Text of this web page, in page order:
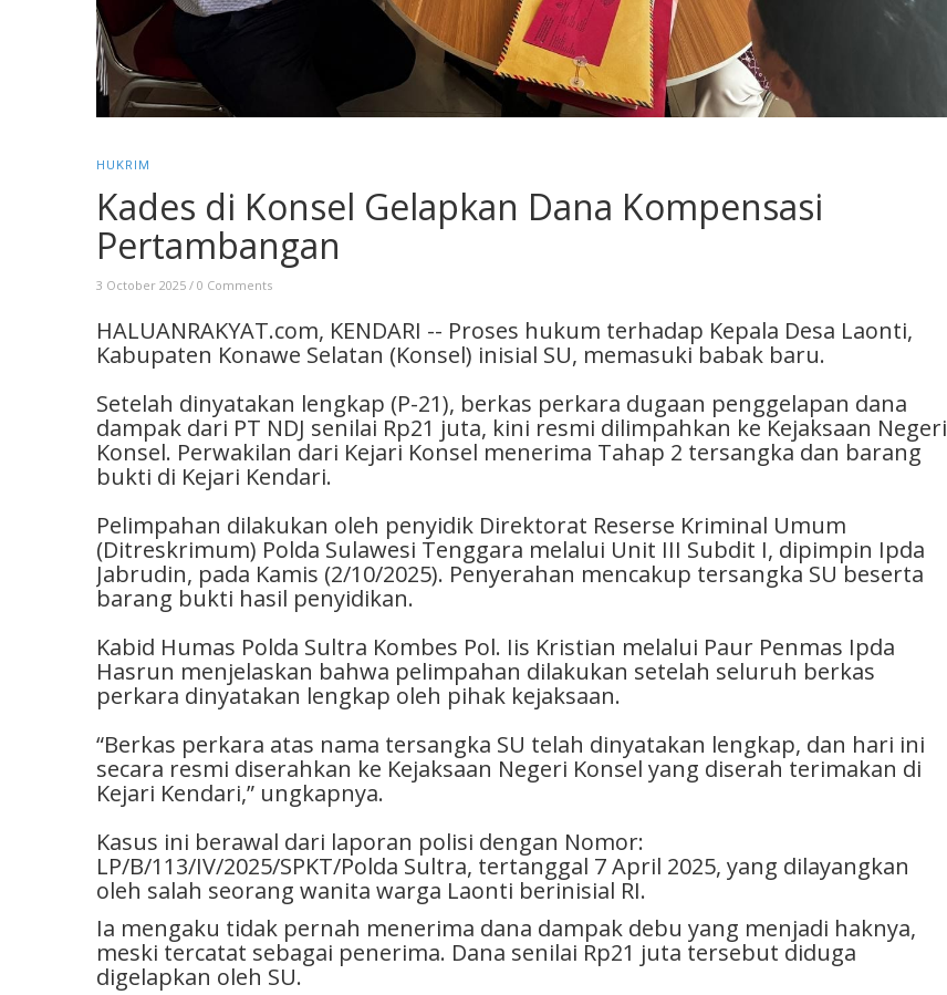
HUKRIM
Kades di Konsel Gelapkan Dana Kompensasi
Pertambangan
3 October 2025 / 0 Comments
HALUANRAKYAT.com, KENDARI -- Proses hukum terhadap Kepala Desa Laonti,
Kabupaten Konawe Selatan (Konsel) inisial SU, memasuki babak baru.
Setelah dinyatakan lengkap (P-21), berkas perkara dugaan penggelapan dana
dampak dari PT NDJ senilai Rp21 juta, kini resmi dilimpahkan ke Kejaksaan Negeri
Konsel. Perwakilan dari Kejari Konsel menerima Tahap 2 tersangka dan barang
bukti di Kejari Kendari.
Pelimpahan dilakukan oleh penyidik Direktorat Reserse Kriminal Umum
(Ditreskrimum) Polda Sulawesi Tenggara melalui Unit III Subdit I, dipimpin Ipda
Jabrudin, pada Kamis (2/10/2025). Penyerahan mencakup tersangka SU beserta
barang bukti hasil penyidikan.
Kabid Humas Polda Sultra Kombes Pol. Iis Kristian melalui Paur Penmas Ipda
Hasrun menjelaskan bahwa pelimpahan dilakukan setelah seluruh berkas
perkara dinyatakan lengkap oleh pihak kejaksaan.
“Berkas perkara atas nama tersangka SU telah dinyatakan lengkap, dan hari ini
secara resmi diserahkan ke Kejaksaan Negeri Konsel yang diserah terimakan di
Kejari Kendari,” ungkapnya.
Kasus ini berawal dari laporan polisi dengan Nomor:
LP/B/113/IV/2025/SPKT/Polda Sultra, tertanggal 7 April 2025, yang dilayangkan
oleh salah seorang wanita warga Laonti berinisial RI.
Ia mengaku tidak pernah menerima dana dampak debu yang menjadi haknya,
meski tercatat sebagai penerima. Dana senilai Rp21 juta tersebut diduga
digelapkan oleh SU.